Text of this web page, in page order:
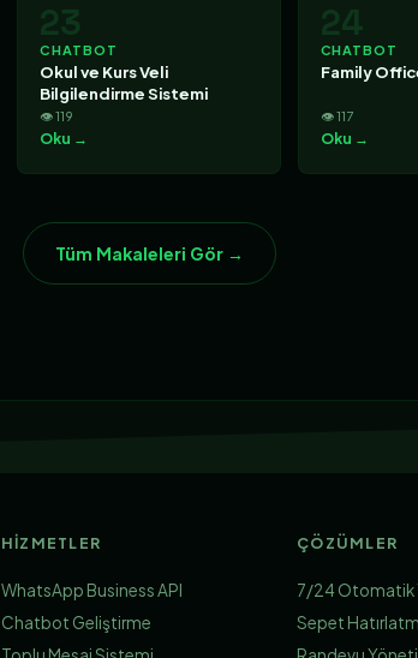
23
CHATBOT
Okul ve Kurs Veli
Bilgilendirme Sistemi
👁 119
Oku →
24
CHATBOT
Family
👁 117
Oku →
Tüm Makaleleri Gör →
HIZMETLER
WhatsApp Business API
Chatbot Geliştirme
ÇÖZÜMLER
7/24 Otomatik
Sepet